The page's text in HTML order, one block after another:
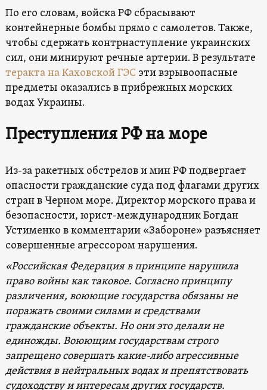
По его словам, войска РФ сбрасывают
контейнерные бомбы прямо с самолетов. Также,
чтобы сдержать контрнаступление украинских
сил, они минируют речные артерии. В результате
теракта на Каховской ГЭС эти взрывоопасные
предметы оказались в прибрежных морских
водах Украины.
Преступления РФ на море
Из-за ракетных обстрелов и мин РФ подвергает
опасности гражданские суда под флагами других
стран в Черном море. Директор морского права и
безопасности, юрист-международник Богдан
Устименко в комментарии «Забороне» разъясняет
совершенные агрессором нарушения.
«Российская Федерация в принципе нарушила
право войны как таковое. Согласно принципу
различения, воюющие государства обязаны не
поражать своими силами и средствами
гражданские объекты. Но они это делали не
единожды. Воюющим государствам строго
запрещено совершать какие-либо агрессивные
действия в нейтральных водах и препятствовать
судоходству и интересам других государств.